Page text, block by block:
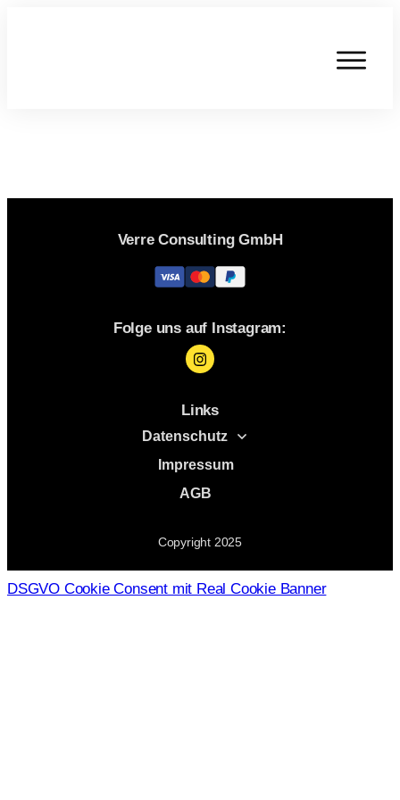
Verre Consulting GmbH
Folge uns auf Instagram:
Links
Datenschutz
Impressum
AGB
Copyright 2025
DSGVO Cookie Consent mit Real Cookie Banner